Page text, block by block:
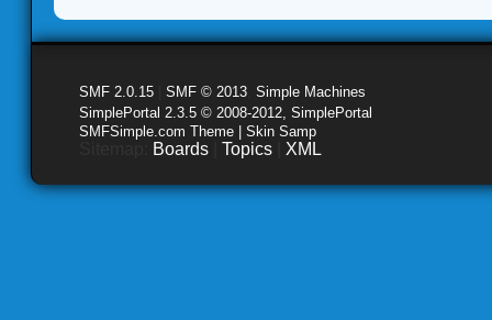
SMF 2.0.15 SMF © 2013 Simple Machines
SimplePortal 2.3.5 © 2008-2012, SimplePortal
SMFSimple.com Theme | Skin Samp
Boards Topics XML